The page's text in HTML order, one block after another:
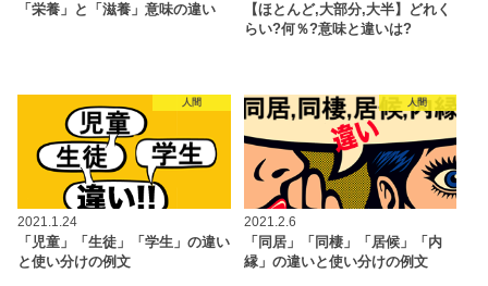
「栄養」と「滋養」意味の違い
【ほとんど,大部分,大半】どれく
らい?何％?意味と違いは?
人間
2021.1.24
「児童」「生徒」「学生」の違い
と使い分けの例文
人間
2021.2.6
「同居」「同棲」「居候」「内
縁」の違いと使い分けの例文